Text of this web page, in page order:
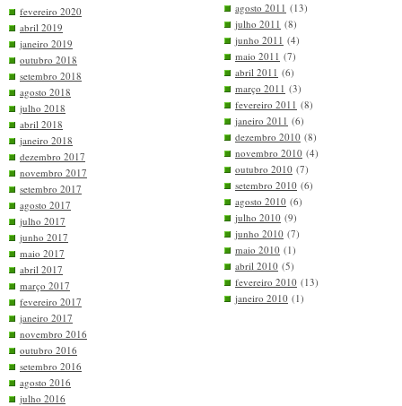
fevereiro 2020
abril 2019
janeiro 2019
outubro 2018
setembro 2018
agosto 2018
julho 2018
abril 2018
janeiro 2018
dezembro 2017
novembro 2017
setembro 2017
agosto 2017
julho 2017
junho 2017
maio 2017
abril 2017
março 2017
fevereiro 2017
janeiro 2017
novembro 2016
outubro 2016
setembro 2016
agosto 2016
julho 2016
agosto 2011 (13)
julho 2011 (8)
junho 2011 (4)
maio 2011 (7)
abril 2011 (6)
março 2011 (3)
fevereiro 2011 (8)
janeiro 2011 (6)
dezembro 2010 (8)
novembro 2010 (4)
outubro 2010 (7)
setembro 2010 (6)
agosto 2010 (6)
julho 2010 (9)
junho 2010 (7)
maio 2010 (1)
abril 2010 (5)
fevereiro 2010 (13)
janeiro 2010 (1)